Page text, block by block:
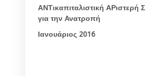
ΑΝΤικαπιταλιστική ΑΡιστερή
για την Ανατροπή
Ιανουάριος 2016